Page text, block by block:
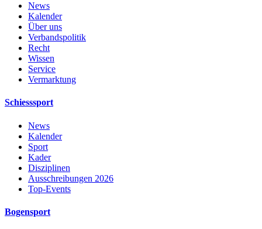
News
Kalender
Über uns
Verbandspolitik
Recht
Wissen
Service
Vermarktung
Schiesssport
News
Kalender
Sport
Kader
Disziplinen
Ausschreibungen 2026
Top-Events
Bogensport